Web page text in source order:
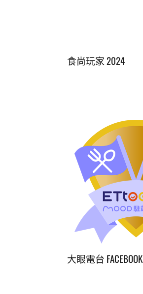
食尚玩家 2024
大眼電台 FACEBOOK